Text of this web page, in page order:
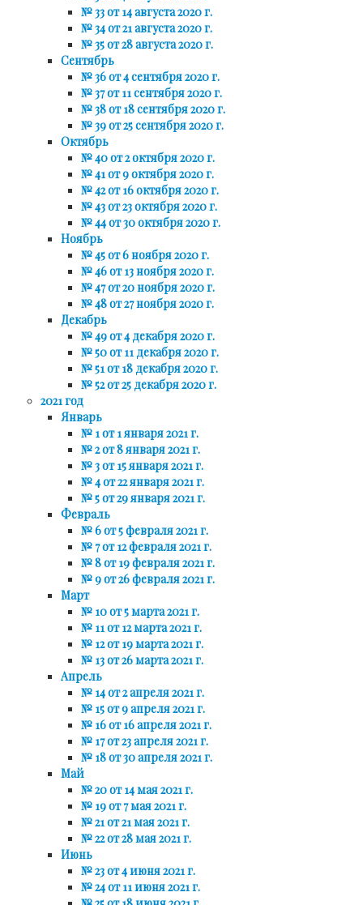
№ 33 от 14 августа 2020 г.
№ 34 от 21 августа 2020 г.
№ 35 от 28 августа 2020 г.
Сентябрь
№ 36 от 4 сентября 2020 г.
№ 37 от 11 сентября 2020 г.
№ 38 от 18 сентября 2020 г.
№ 39 от 25 сентября 2020 г.
Октябрь
№ 40 от 2 октября 2020 г.
№ 41 от 9 октября 2020 г.
№ 42 от 16 октября 2020 г.
№ 43 от 23 октября 2020 г.
№ 44 от 30 октября 2020 г.
Ноябрь
№ 45 от 6 ноября 2020 г.
№ 46 от 13 ноября 2020 г.
№ 47 от 20 ноября 2020 г.
№ 48 от 27 ноября 2020 г.
Декабрь
№ 49 от 4 декабря 2020 г.
№ 50 от 11 декабря 2020 г.
№ 51 от 18 декабря 2020 г.
№ 52 от 25 декабря 2020 г.
2021 год
Январь
№ 1 от 1 января 2021 г.
№ 2 от 8 января 2021 г.
№ 3 от 15 января 2021 г.
№ 4 от 22 января 2021 г.
№ 5 от 29 января 2021 г.
Февраль
№ 6 от 5 февраля 2021 г.
№ 7 от 12 февраля 2021 г.
№ 8 от 19 февраля 2021 г.
№ 9 от 26 февраля 2021 г.
Март
№ 10 от 5 марта 2021 г.
№ 11 от 12 марта 2021 г.
№ 12 от 19 марта 2021 г.
№ 13 от 26 марта 2021 г.
Апрель
№ 14 от 2 апреля 2021 г.
№ 15 от 9 апреля 2021 г.
№ 16 от 16 апреля 2021 г.
№ 17 от 23 апреля 2021 г.
№ 18 от 30 апреля 2021 г.
Май
№ 20 от 14 мая 2021 г.
№ 19 от 7 мая 2021 г.
№ 21 от 21 мая 2021 г.
№ 22 от 28 мая 2021 г.
Июнь
№ 23 от 4 июня 2021 г.
№ 24 от 11 июня 2021 г.